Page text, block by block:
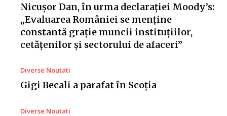
Nicușor Dan, în urma declarației Moody’s:
„Evaluarea României se menține
constantă grație muncii instituțiilor,
cetățenilor și sectorului de afaceri”
Diverse Noutati
Gigi Becali a parafat în Scoția
Diverse Noutati